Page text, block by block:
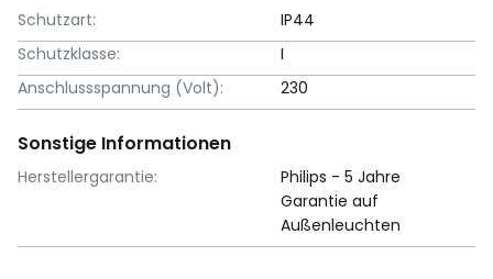
Schutzart:
IP44
Schutzklasse:
I
Anschlussspannung (Volt):
230
Sonstige Informationen
Herstellergarantie:
Philips - 5 Jahre
Garantie auf
Außenleuchten